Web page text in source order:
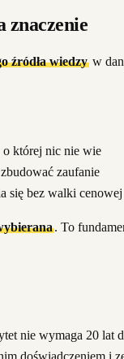
znaczenie
źródła wiedzyw
której nic nie wie
zaufanie
się bez walki cenowej
. To
nie wymaga 20 lat
doświadczeniem i